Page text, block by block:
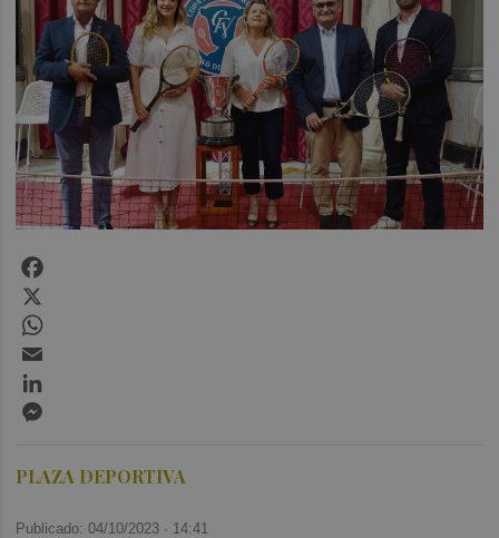
PLAZA DEPORTIVA
Publicado: 04/10/2023 · 14:41